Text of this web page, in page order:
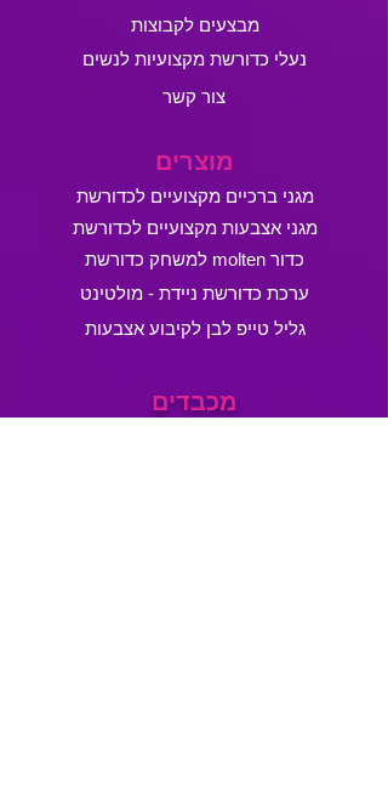
מבצעים לקבוצות
נעלי כדורשת מקצועיות לנשים
צור קשר
מוצרים
מגני ברכיים מקצועיים לכדורשת
מגני אצבעות מקצועיים לכדורשת
כדור molten למשחק כדורשת
ערכת כדורשת ניידת - מולטינט
גליל טייפ לבן לקיבוע אצבעות
מכבדים